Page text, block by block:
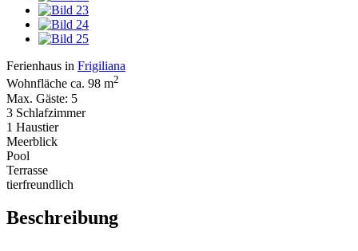
Ferienhaus in Frigiliana
Wohnfläche ca. 98 m2
Max. Gäste: 5
3 Schlafzimmer
1 Haustier
Meerblick
Pool
Terrasse
tierfreundlich
Beschreibung